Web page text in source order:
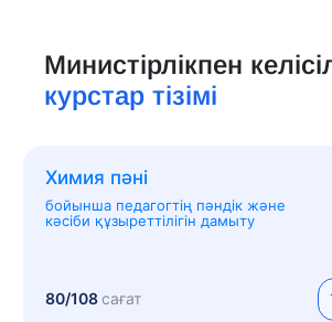
Министірлікпен
курстар тізімі
Химия пәні
бойынша педагогтің пәндік және
кәсіби құзыреттілігін дамыту
80/108сағат